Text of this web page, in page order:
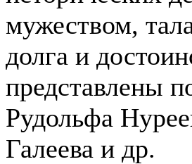
мужеством,
долга и
представлены
Рудольфа
Галеева и др.